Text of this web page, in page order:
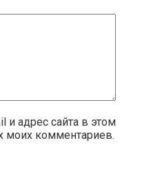
и адрес сайта в этом
моих комментариев.